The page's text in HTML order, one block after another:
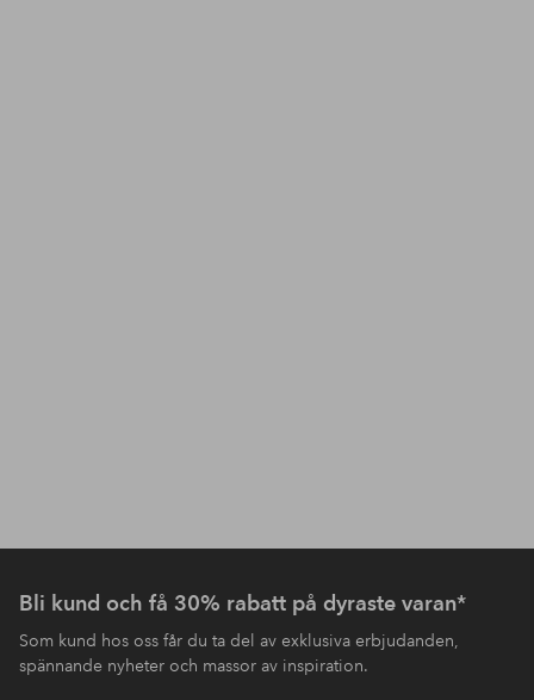
Bli kund och få 30% rabatt på dyraste varan*
Som kund hos oss får du ta del av exklusiva erbjudanden,
spännande nyheter och massor av inspiration.